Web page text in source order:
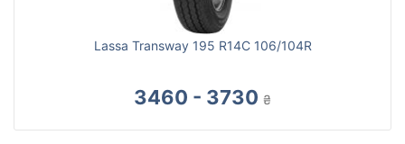
Lassa Transway 195 R14C 106/104R
3460 - 3730 ₴